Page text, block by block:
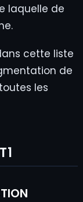
laquelle de
cette liste
de
les